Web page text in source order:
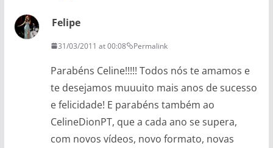
Felipe
31/03/2011 at 00:08 Permalink
Parabéns Celine!!!!! Todos nós te amamos e
te desejamos muuuito mais anos de sucesso
e felicidade! E parabéns também ao
CelineDionPT, que a cada ano se supera,
com novos vídeos, novo formato, novas